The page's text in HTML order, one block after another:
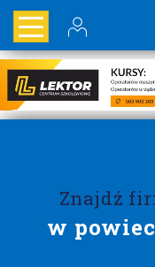
Znajdź
w